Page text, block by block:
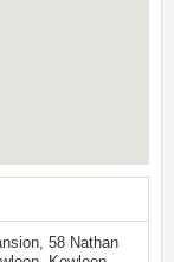
58 Nathan